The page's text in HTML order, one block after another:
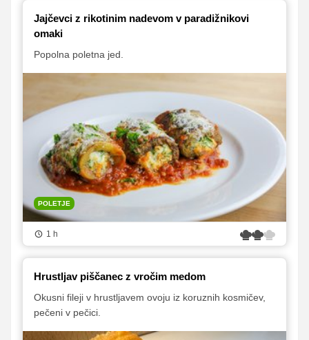
Jajčevci z rikotinim nadevom v paradižnikovi
omaki
Popolna poletna jed.
POLETJE
1 h
Hrustljav piščanec z vročim medom
Okusni fileji v hrustljavem ovoju iz koruznih kosmičev,
pečeni v pečici.